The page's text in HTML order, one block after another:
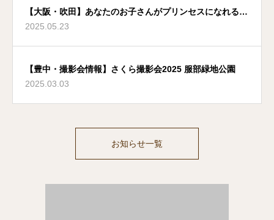
【大阪・吹田】あなたのお子さんがプリンセスになれる夢
のような場所
2025.05.23
【豊中・撮影会情報】さくら撮影会2025 服部緑地公園
2025.03.03
お知らせ一覧